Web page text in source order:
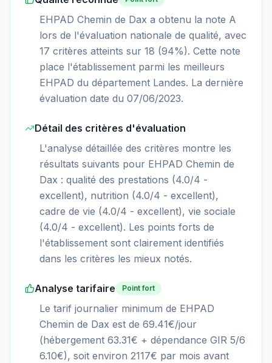
EHPAD Chemin de Dax a obtenu la note A
lors de l'évaluation nationale de qualité, avec
17 critères atteints sur 18 (94%). Cette note
place l'établissement parmi les meilleurs
EHPAD du département Landes. La dernière
évaluation date du 07/06/2023.
Détail des critères d'évaluation
L'analyse détaillée des critères montre les
résultats suivants pour EHPAD Chemin de
Dax : qualité des prestations (4.0/4 -
excellent), nutrition (4.0/4 - excellent),
cadre de vie (4.0/4 - excellent), vie sociale
(4.0/4 - excellent). Les points forts de
l'établissement sont clairement identifiés
dans les critères les mieux notés.
Analyse tarifaire Point fort
Le tarif journalier minimum de EHPAD
Chemin de Dax est de 69.41€/jour
(hébergement 63.31€ + dépendance GIR 5/6
6.10€), soit environ 2117€ par mois avant